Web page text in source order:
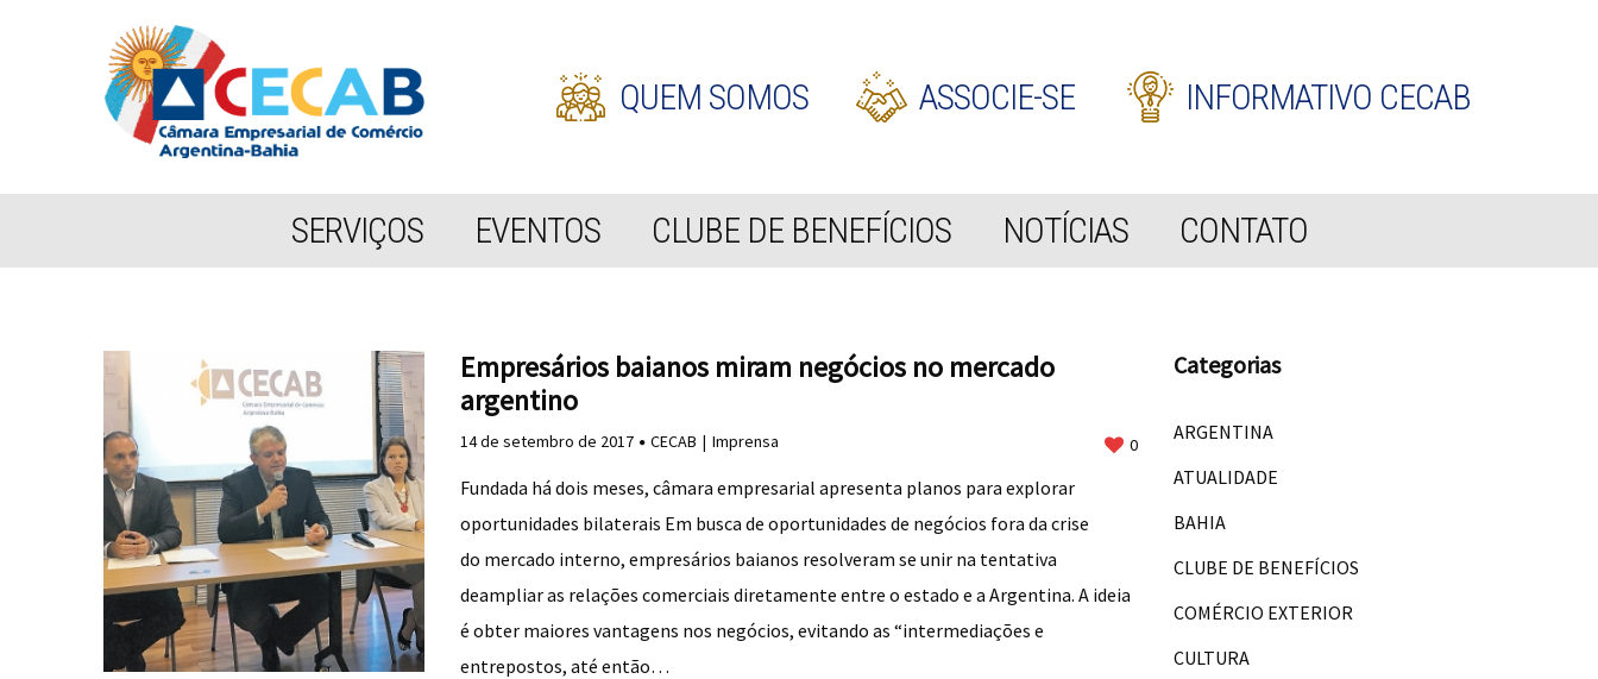
QUEM SOMOS ASSOCIE-SE INFORMATIVO CECAB
SERVIÇOS EVENTOS CLUBE DE BENEFÍCIOS NOTÍCIAS CONTATO
Empresários baianos miram negócios no mercado
argentino
14 de setembro de 2017 CECAB Imprensa 0
Fundada há dois meses, câmara empresarial apresenta planos para explorar
oportunidades bilaterais Em busca de oportunidades de negócios fora da crise
do mercado interno, empresários baianos resolveram se unir na tentativa
deampliar as relações comerciais diretamente entre o estado e a Argentina. A ideia
é obter maiores vantagens nos negócios, evitando as “intermediações e
entrepostos, até então…
Categorias
ARGENTINA
ATUALIDADE
BAHIA
CLUBE DE BENEFÍCIOS
COMÉRCIO EXTERIOR
CULTURA